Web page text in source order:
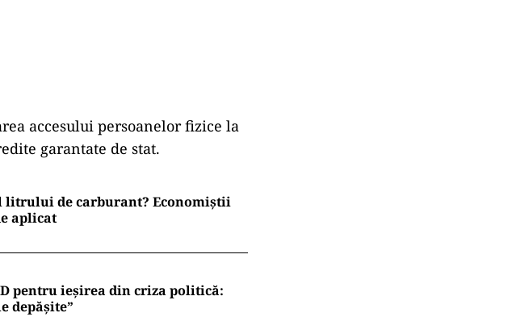
accesului persoanelor fizice la
garantate de stat.
litrului de carburant? Economiștii
aplicat
pentru ieșirea din criza politică:
depășite”